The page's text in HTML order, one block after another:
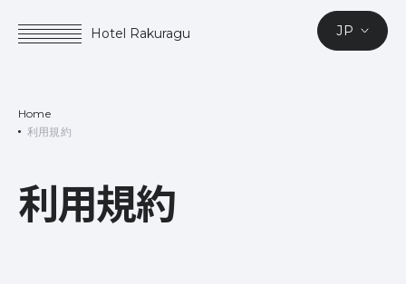
Hotel Rakuragu JP
Home
利用規約
利用規約